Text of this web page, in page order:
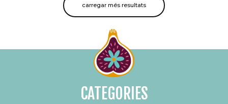
carregar més resultats
CATEGORIES